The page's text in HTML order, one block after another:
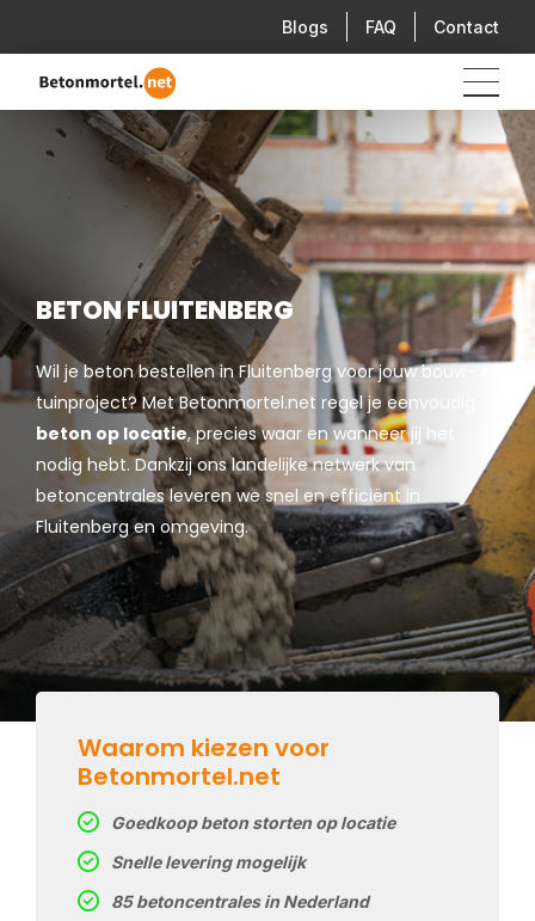
Blogs FAQ Contact
BETON FLUITENBERG
Wil je beton bestellen in Fluitenberg voor jouw bouw- of
tuinproject? Met Betonmortel.net regel je eenvoudig
beton op locatie, precies waar en wanneer jij het
nodig hebt. Dankzij ons landelijke netwerk van
betoncentrales leveren we snel en efficiënt in
Fluitenberg en omgeving.
Waarom kiezen voor
Betonmortel.net
Goedkoop beton storten op locatie
Snelle levering mogelijk
85 betoncentrales in Nederland